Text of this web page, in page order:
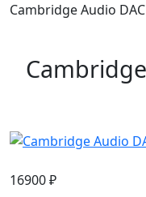
Cambridge Audio
16900₽